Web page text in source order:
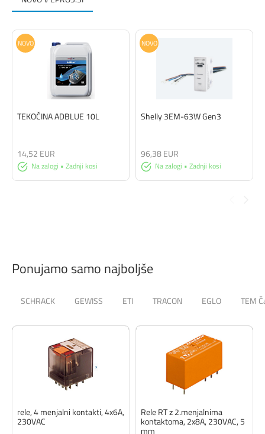
NOVO
TEKOČINA ADBLUE 10L
Na zalogi • Zadnji kosi
14,52 EUR
NOVO
Shelly 3EM-63W Gen3
Na zalogi • Zadnji kosi
96,38 EUR
Ponujamo samo najboljše
SCHRACK GEWISS ETI TRACON EGLO TEM
rele, 4 menjalni kontakti, 4x6A,
230VAC
Rele RT z 2.menjalnima
kontaktoma, 2x8A, 230VAC, 5
mm